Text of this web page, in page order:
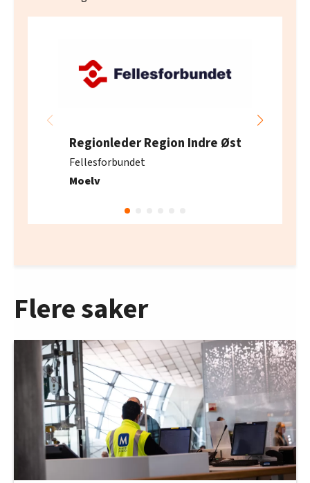
Regionleder Region Indre Øst
Fellesforbundet
Moelv
Flere saker